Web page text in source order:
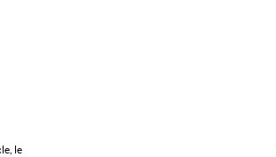
le